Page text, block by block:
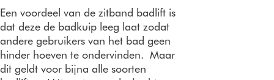
Een voordeel van de zitband badlift is
dat deze de badkuip leeg laat zodat
andere gebruikers van het bad geen
hinder hoeven te ondervinden. Maar
dit geldt voor bijna alle soorten